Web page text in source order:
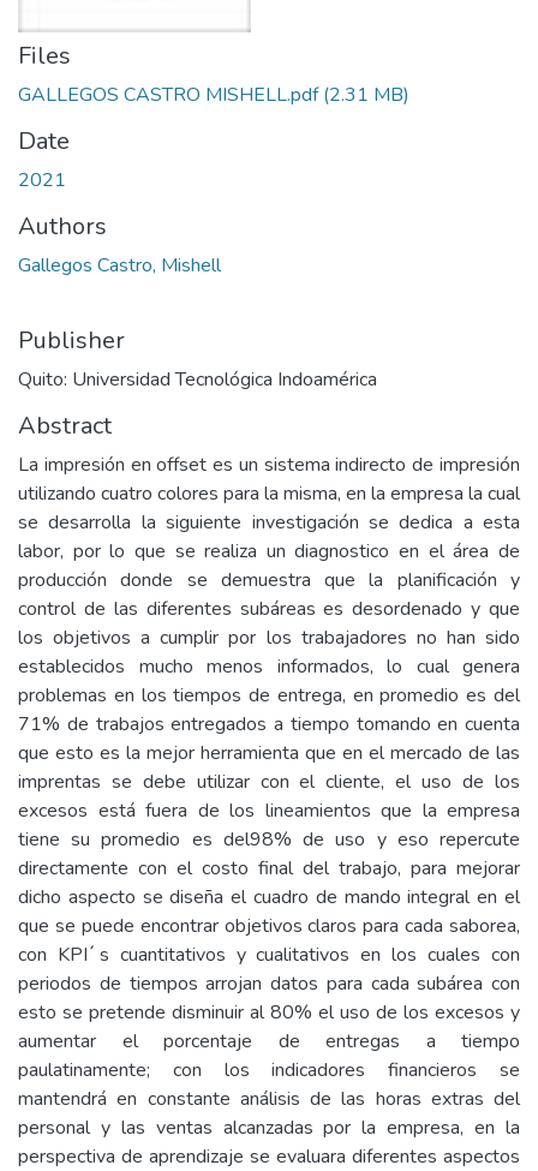
Files
GALLEGOS CASTRO MISHELL.pdf(2.31 MB)
Date
2021
Authors
Gallegos Castro, Mishell
Publisher
Quito: Universidad Tecnológica Indoamérica
Abstract
La impresión en offset es un sistema indirecto de impresión
utilizando cuatro colores para la misma, en la empresa la cual
se desarrolla la siguiente investigación se dedica a esta
labor, por lo que se realiza un diagnostico en el área de
producción donde se demuestra que la planificación y
control de las diferentes subáreas es desordenado y que
los objetivos a cumplir por los trabajadores no han sido
establecidos mucho menos informados, lo cual genera
problemas en los tiempos de entrega, en promedio es del
71% de trabajos entregados a tiempo tomando en cuenta
que esto es la mejor herramienta que en el mercado de las
imprentas se debe utilizar con el cliente, el uso de los
excesos está fuera de los lineamientos que la empresa
tiene su promedio es del98% de uso y eso repercute
directamente con el costo final del trabajo, para mejorar
dicho aspecto se diseña el cuadro de mando integral en el
que se puede encontrar objetivos claros para cada saborea,
con KPI ́s cuantitativos y cualitativos en los cuales con
periodos de tiempos arrojan datos para cada subárea con
esto se pretende disminuir al 80% el uso de los excesos y
aumentar el porcentaje de entregas a tiempo
paulatinamente; con los indicadores financieros se
mantendrá en constante análisis de las horas extras del
personal y las ventas alcanzadas por la empresa, en la
perspectiva de aprendizaje se evaluara diferentes aspectos